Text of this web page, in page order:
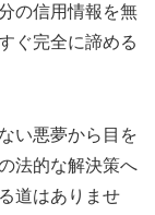
の信用情報を無
ぐ完全に諦める
い悪夢から目を
法的な解決策へ
道はありませ